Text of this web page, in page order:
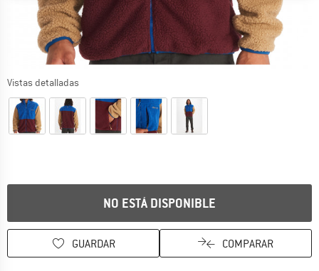
Vistas detalladas
NO ESTÁ DISPONIBLE
GUARDAR COMPARAR